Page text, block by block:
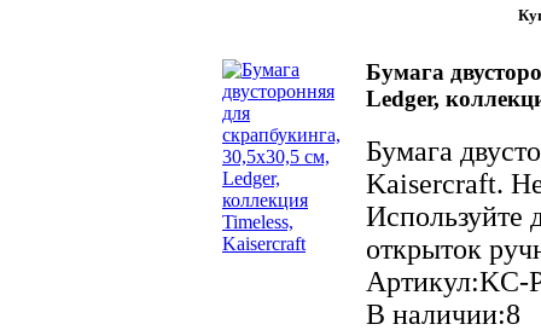
Бумага
Ledger,
Бумага
Kaisercraft.
Используйте
открыток
Артикул:KC-
В наличии:8